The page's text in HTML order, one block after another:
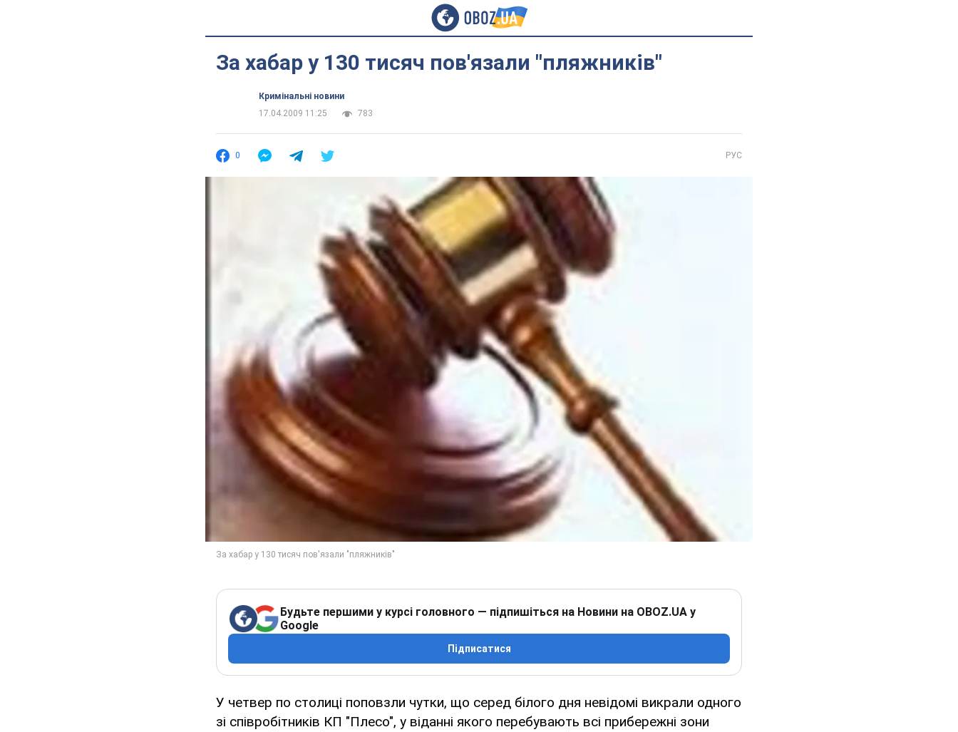
За хабар у 130 тисяч пов'язали "пляжників"
Кримінальні новини
17.04.2009 11:25
783
0 РУС
Будьте першими у курсі головного — підпишіться на Новини на OBOZ.UA у
Google
Підписатися
У четвер по столиці поповзли чутки, що серед білого дня невідомі викрали одного
зі співробітників КП "Плесо", у віданні якого перебувають всі прибережні зони